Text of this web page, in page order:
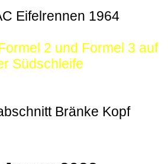
Eifelrennen 1964
2 und Formel 3 auf
Südschleife
Bränke Kopf